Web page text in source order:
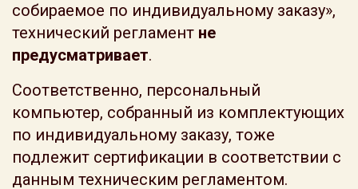
собираемое по индивидуальному заказу»,
технический регламент не
предусматривает.
Соответственно, персональный
компьютер, собранный из комплектующих
по индивидуальному заказу, тоже
подлежит сертификации в соответствии с
данным техническим регламентом.